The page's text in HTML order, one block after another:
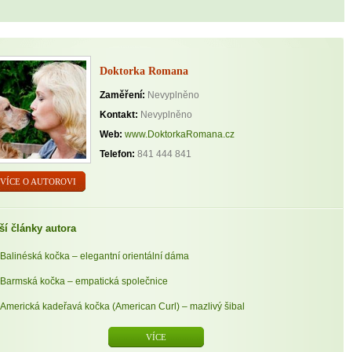
VÍCE O AUTOROVI
Doktorka Romana
Zaměření: Nevyplněno
Kontakt: Nevyplněno
Web: www.DoktorkaRomana.cz
Telefon: 841 444 841
články autora
Balinéská kočka – elegantní orientální dáma
Barmská kočka – empatická společnice
Americká kadeřavá kočka (American Curl) – mazlivý šibal
VÍCE